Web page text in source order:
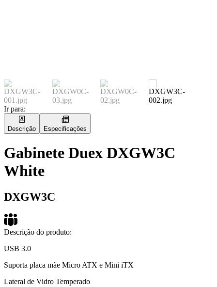
Ir para:
Descrição Especificações
Gabinete Duex DXGW3C
White
DXGW3C
Descrição do produto:
USB 3.0
Suporta placa mãe Micro ATX e Mini iTX
Lateral de Vidro Temperado